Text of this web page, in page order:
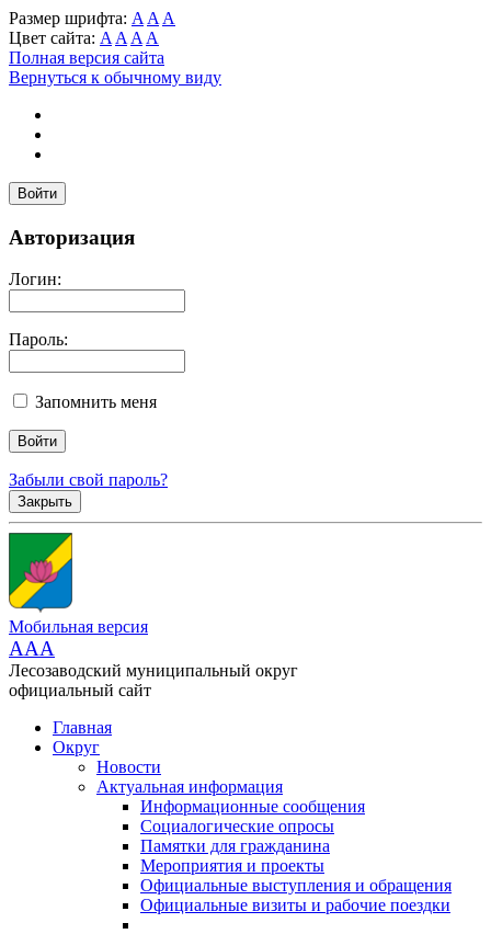
Размер шрифта: A A A
Цвет сайта: A A A A
Полная версия сайта
Вернуться к обычному виду
Войти
Авторизация
Логин:
Пароль:
Запомнить меня
Забыли свой пароль?
Закрыть
Мобильная версия
AAA
Лесозаводский муниципальный округ
официальный сайт
Главная
Округ
Новости
Актуальная информация
Информационные сообщения
Социалогические опросы
Памятки для гражданина
Мероприятия и проекты
Официальные выступления и обращения
Официальные визиты и рабочие поездки